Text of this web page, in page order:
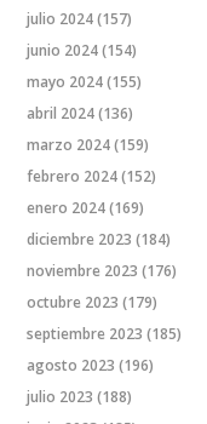
julio 2024(157)
junio 2024(154)
mayo 2024(155)
abril 2024(136)
marzo 2024(159)
febrero 2024(152)
enero 2024(169)
diciembre 2023 (184)
noviembre 2023 (176)
octubre 2023 (179)
septiembre 2023 (185)
agosto 2023 (196)
julio 2023 (188)